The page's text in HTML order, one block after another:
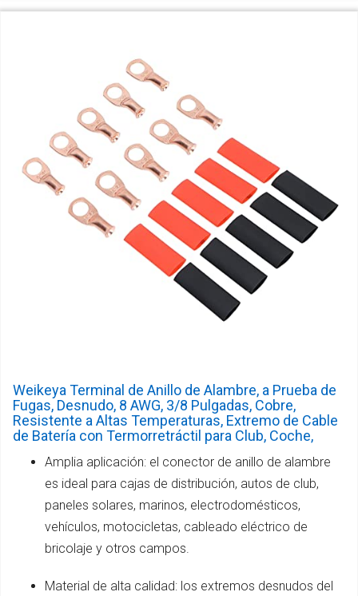
Weikeya Terminal de Anillo de Alambre, a Prueba de
Fugas, Desnudo, 8 AWG, 3/8 Pulgadas, Cobre,
Resistente a Altas Temperaturas, Extremo de Cable
de Batería con Termorretráctil para Club, Coche,
Amplia aplicación: el conector de anillo de alambre
es ideal para cajas de distribución, autos de club,
paneles solares, marinos, electrodomésticos,
vehículos, motocicletas, cableado eléctrico de
bricolaje y otros campos.
Material de alta calidad: los extremos desnudos del